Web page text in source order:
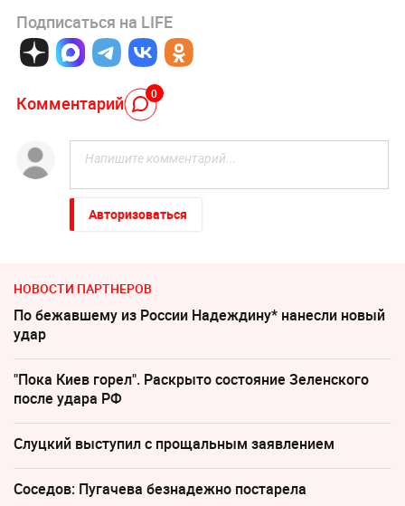
Подписаться на LIFE
Комментарий 0
Авторизоваться
НОВОСТИ ПАРТНЕРОВ
По бежавшему из России Надеждину* нанесли новый
удар
"Пока Киев горел". Раскрыто состояние Зеленского
после удара РФ
Слуцкий выступил с прощальным заявлением
Соседов: Пугачева безнадежно постарела